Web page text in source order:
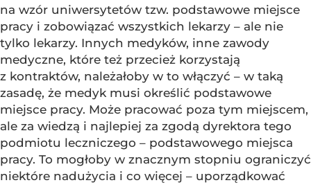
na wzór uniwersytetów tzw. podstawowe miejsce
pracy i zobowiązać wszystkich lekarzy – ale nie
tylko lekarzy. Innych medyków, inne zawody
medyczne, które też przecież korzystają
z kontraktów, należałoby w to włączyć – w taką
zasadę, że medyk musi określić podstawowe
miejsce pracy. Może pracować poza tym miejscem,
ale za wiedzą i najlepiej za zgodą dyrektora tego
podmiotu leczniczego – podstawowego miejsca
pracy. To mogłoby w znacznym stopniu ograniczyć
niektóre nadużycia i co więcej – uporządkować